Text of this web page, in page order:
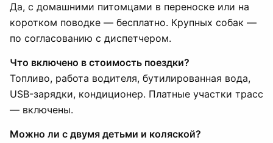
Да, с домашними питомцами в переноске или на
коротком поводке — бесплатно. Крупных собак —
по согласованию с диспетчером.
Что включено в стоимость поездки?
Топливо, работа водителя, бутилированная вода,
USB-зарядки, кондиционер. Платные участки трасс
— включены.
Можно ли с двумя детьми и коляской?